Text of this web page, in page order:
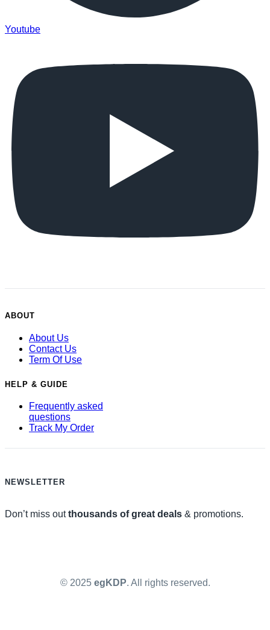
Youtube
ABOUT
About Us
Contact Us
Term Of Use
HELP & GUIDE
Frequently asked
questions
Track My Order
NEWSLETTER
Don’t miss outthousands of great deals & promotions.
© 2025 egKDP. All rights reserved.